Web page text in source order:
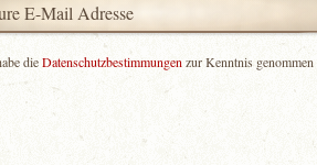
dieDatenschutzbestimmungen zur Kenntnis genommen